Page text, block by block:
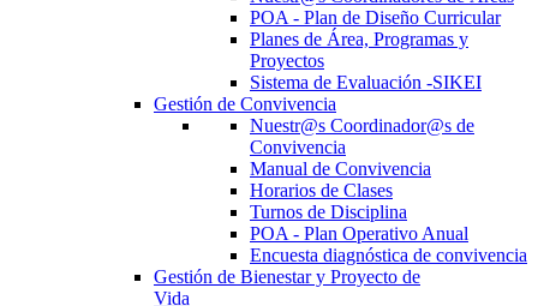
POA - Plan de Diseño Curricular
Planes de Área, Programas y
Proyectos
Sistema de Evaluación -SIKEI
Gestión de Convivencia
Nuestr@s Coordinador@s de
Convivencia
Manual de Convivencia
Horarios de Clases
Turnos de Disciplina
POA - Plan Operativo Anual
Encuesta diagnóstica de convivencia
Gestión de Bienestar y Proyecto de
Vida